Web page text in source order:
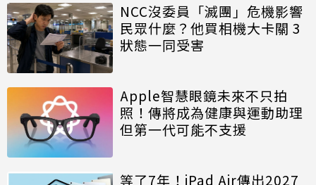
NCC沒委員「滅團」危機影響
民眾什麼？他買相機大卡關 3
狀態一同受害
Apple智慧眼鏡未來不只拍
照！傳將成為健康與運動助理
但第一代可能不支援
等了7年！iPad Air傳出2027